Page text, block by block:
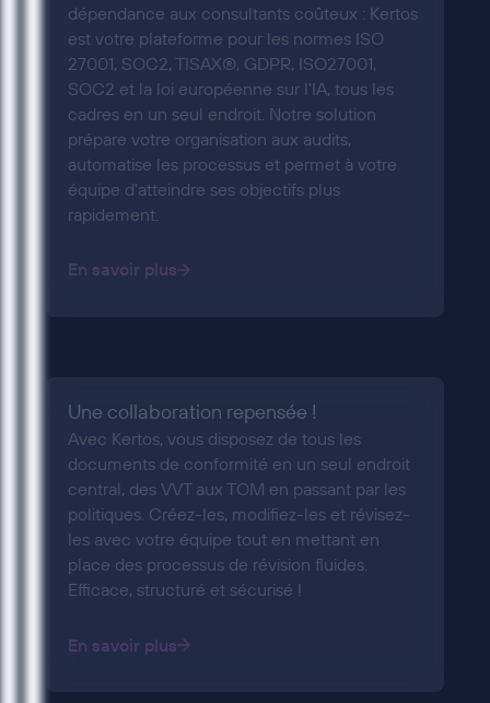
dépendance aux consultants coûteux : Kertos
est votre plateforme pour les normes ISO
27001, SOC2, TISAX®, GDPR, ISO27001,
SOC2 et la loi européenne sur l'IA, tous les
cadres en un seul endroit. Notre solution
prépare votre organisation aux audits,
automatise les processus et permet à votre
équipe d'atteindre ses objectifs plus
rapidement.
En savoir plus
Une collaboration repensée !
Avec Kertos, vous disposez de tous les
documents de conformité en un seul endroit
central, des VVT aux TOM en passant par les
politiques. Créez-les, modifiez-les et révisez-
les avec votre équipe tout en mettant en
place des processus de révision fluides.
Efficace, structuré et sécurisé !
En savoir plus